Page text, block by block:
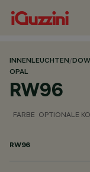
INNENLEUCHTEN/
OPAL
RW96
FARBE OPTIONALE
RW96